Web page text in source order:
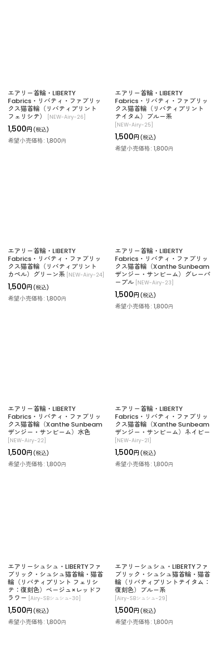
エアリー首輪・LIBERTY
Fabrics・リバティ・ファブリッ
クス猫首輪（リバティプリント
フェリシテ）
NEW-Airy-26
1,500円 (税込)
希望小売価格: 1,800円
エアリー首輪・LIBERTY
Fabrics・リバティ・ファブリッ
クス猫首輪（リバティプリント
テイタム）ブルー系
NEW-Airy-25
1,500円 (税込)
希望小売価格: 1,800円
エアリー首輪・LIBERTY
Fabrics・リバティ・ファブリッ
クス猫首輪（リバティプリント
カペル）グリーン系 NEW-Airy-24
1,500円 (税込)
希望小売価格: 1,800円
エアリー首輪・LIBERTY
Fabrics・リバティ・ファブリッ
クス猫首輪（Xanthe Sunbeam
ザンジー・サンビーム）グレーパ
ープル NEW-Airy-23
1,500円 (税込)
希望小売価格: 1,800円
エアリー首輪・LIBERTY
Fabrics・リバティ・ファブリッ
クス猫首輪（Xanthe Sunbeam
ザンジー・サンビーム）水色
NEW-Airy-22
1,500円 (税込)
希望小売価格: 1,800円
エアリー首輪・LIBERTY
Fabrics・リバティ・ファブリッ
クス猫首輪（Xanthe Sunbeam
ザンジー・サンビーム）ネイビー
NEW-Airy-21
1,500円 (税込)
希望小売価格: 1,800円
エアリーシュシュ・LIBERTYファ
ブリック・シュシュ猫首輪・猫首
輪（リバティプリント フェリシ
テ：復刻色）ベージュ×レッドフ
ラワー Airy-SBシュシュ-30
1,500円 (税込)
希望小売価格: 1,800円
エアリーシュシュ・LIBERTYファ
ブリック・シュシュ猫首輪・猫首
輪（リバティプリントテイタム：
復刻色）ブルー系
Airy-SBシュシュ-29
1,500円 (税込)
希望小売価格: 1,800円